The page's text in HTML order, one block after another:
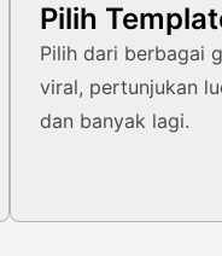
Pilih
Pilih dari berbagai
viral, pertunjukan
dan banyak lagi.